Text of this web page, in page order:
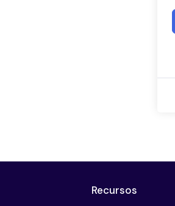
Recursos